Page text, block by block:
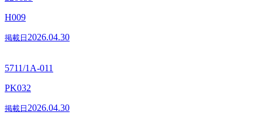
H009
掲載日 2026.04.30
5711/1A-011
PK032
掲載日 2026.04.30